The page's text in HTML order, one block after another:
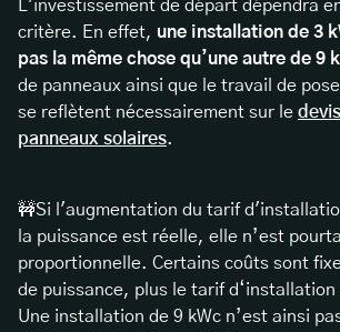
L'investissement de départ dépendra
critère. En effet, une installation de 3
pas la même chose qu’une autre de 9
de panneaux ainsi que le travail de
se reflètent nécessairement sur le
panneaux solaires.
🚧Si l'augmentation du tarif
la puissance est réelle, elle n’est
proportionnelle. Certains coûts sont
de puissance, plus le tarif d‘installation
Une installation de 9 kWc n’est ainsi